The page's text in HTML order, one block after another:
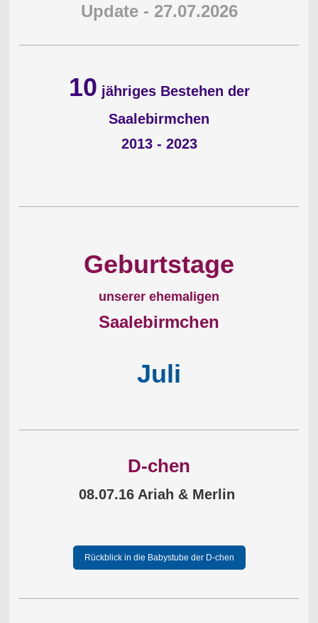
Update - 27.07.2026
10 jähriges Bestehen der
Saalebirmchen
2013 - 2023
Geburtstage
unserer ehemaligen
Saalebirmchen
Juli
D-chen
08.07.16 Ariah & Merlin
Rückblick in die Babystube der D-chen